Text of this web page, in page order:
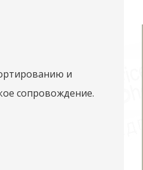
и
сопровождение.